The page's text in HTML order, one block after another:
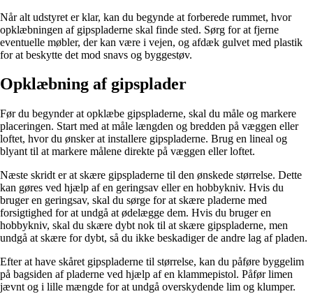
Når alt udstyret er klar, kan du begynde at forberede rummet, hvor
opklæbningen af gipspladerne skal finde sted. Sørg for at fjerne
eventuelle møbler, der kan være i vejen, og afdæk gulvet med plastik
for at beskytte det mod snavs og byggestøv.
Opklæbning af gipsplader
Før du begynder at opklæbe gipspladerne, skal du måle og markere
placeringen. Start med at måle længden og bredden på væggen eller
loftet, hvor du ønsker at installere gipspladerne. Brug en lineal og
blyant til at markere målene direkte på væggen eller loftet.
Næste skridt er at skære gipspladerne til den ønskede størrelse. Dette
kan gøres ved hjælp af en geringsav eller en hobbykniv. Hvis du
bruger en geringsav, skal du sørge for at skære pladerne med
forsigtighed for at undgå at ødelægge dem. Hvis du bruger en
hobbykniv, skal du skære dybt nok til at skære gipspladerne, men
undgå at skære for dybt, så du ikke beskadiger de andre lag af pladen.
Efter at have skåret gipspladerne til størrelse, kan du påføre byggelim
på bagsiden af ​​pladerne ved hjælp af en klammepistol. Påfør limen
jævnt og i lille mængde for at undgå overskydende lim og klumper.